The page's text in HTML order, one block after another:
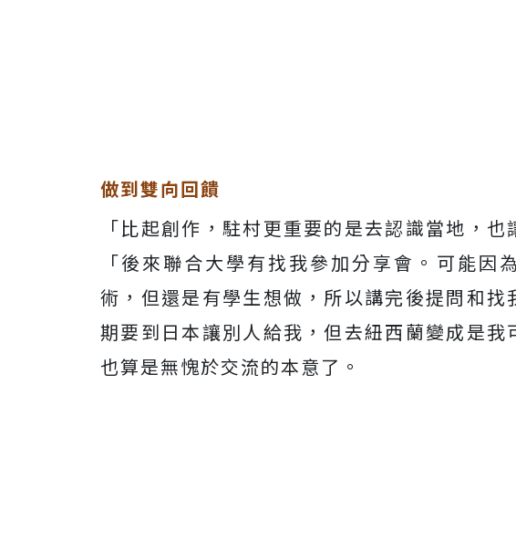
做到雙向回饋
「比起創作，駐村更重要的是去認識當地，
「後來聯合大學有找我參加分享會。可能因
術，但還是有學生想做，所以講完後提問和
期要到日本讓別人給我，但去紐西蘭變成是
也算是無愧於交流的本意了。